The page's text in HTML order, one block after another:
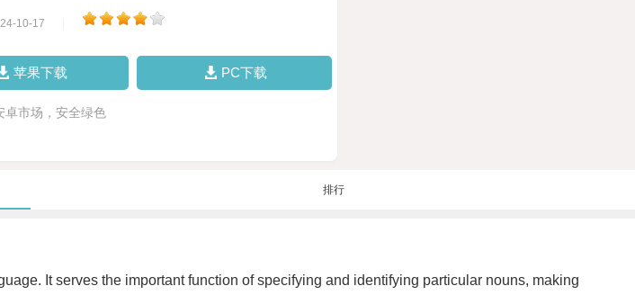
10-17
苹果下载 PC下载
卓市场，安全绿色
排行
It serves the important function of specifying and identifying particular nouns, making